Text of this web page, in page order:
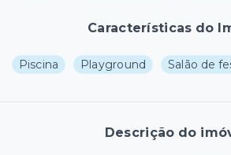
Características do
Piscina Playground Salão de
Descrição do